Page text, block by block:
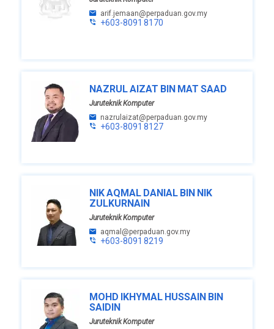
arif.jemaan@perpaduan.gov.my
+603-8091 8170
NAZRUL AIZAT BIN MAT SAAD
Juruteknik Komputer
nazrulaizat@perpaduan.gov.my
+603-8091 8127
NIK AQMAL DANIAL BIN NIK
ZULKURNAIN
Juruteknik Komputer
aqmal@perpaduan.gov.my
+603-8091 8219
MOHD IKHYMAL HUSSAIN BIN
SAIDIN
Juruteknik Komputer